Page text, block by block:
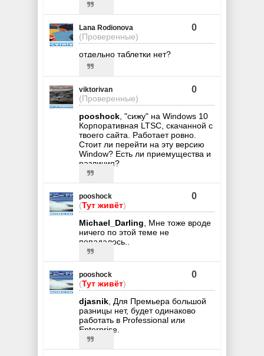
Lana Rodionova
(Проверенные)
0
отдельно таблетки нет?
viktorivan
(Проверенные)
0
pooshock , "сижу" на Windows 10
Корпоративная LTSC, скачанной с
твоего сайта. Работает ровно.
Стоит ли перейти на эту версию
Window? Есть ли приемущества и
различия?
pooshock
(Тут живёт)
0
Michael_Darling , Мне тоже вроде
ничего по этой теме не
попадалось..
pooshock
(Тут живёт)
0
djasnik , Для Премьера большой
разницы нет, будет одинаково
работать в Professional или
Enterprise.